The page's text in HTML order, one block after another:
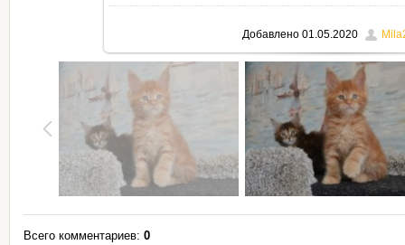
Добавлено01.05.2020
Всего комментариев: 0